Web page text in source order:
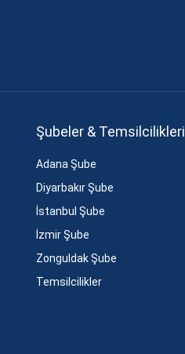
Şubeler & Temsilcilikleri
Adana Şube
Diyarbakır Şube
İstanbul Şube
İzmir Şube
Zonguldak Şube
Temsilcilikler